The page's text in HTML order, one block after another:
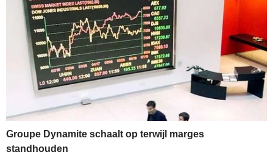
Groupe Dynamite schaalt op terwijl marges
standhouden